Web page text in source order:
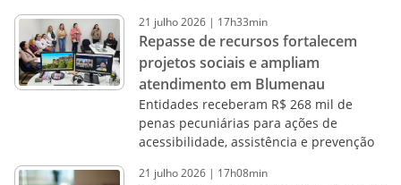
21 julho2026 | 17h33min
Repasse de recursos fortalecem
projetos sociais e ampliam
atendimento em Blumenau
Entidades receberam R$ 268 mil de
penas pecuniárias para ações de
acessibilidade, assistência e prevenção
21 julho2026 | 17h08min